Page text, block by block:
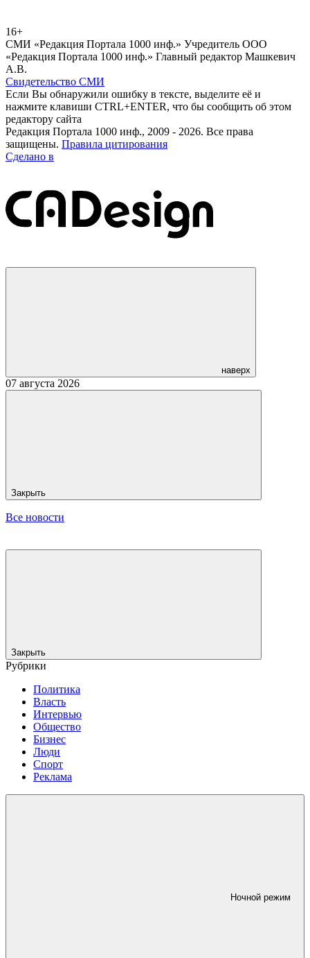
16+
СМИ «Редакция Портала 1000 инф.» Учредитель ООО
«Редакция Портала 1000 инф.» Главный редактор Машкевич
А.В.
Свидетельство СМИ
Если Вы обнаружили ошибку в тексте, выделите её и
нажмите клавиши CTRL+ENTER, что бы сообщить об этом
редактору сайта
Редакция Портала 1000 инф., 2009 - 2026. Все права
защищены. Правила цитирования
Сделано в
наверх
07 августа 2026
Закрыть
Все новости
Закрыть
Рубрики
Политика
Власть
Интервью
Общество
Бизнес
Люди
Спорт
Реклама
Ночной режим